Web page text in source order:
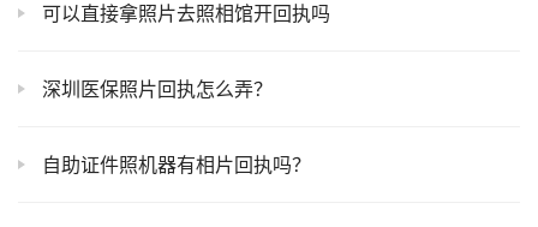
可以直接拿照片去照相馆开回执吗
深圳医保照片回执怎么弄？
自助证件照机器有相片回执吗？